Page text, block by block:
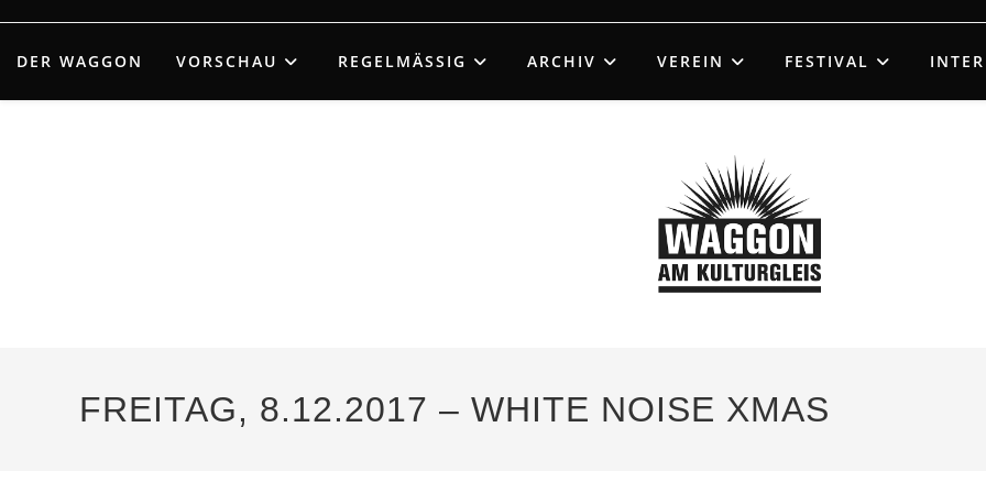
springen
DER WAGGON VORSCHAU REGELMÄSSIG ARCHIV VEREIN FESTIVAL
FREITAG, 8.12.2017 – WHITE NOISE XMAS